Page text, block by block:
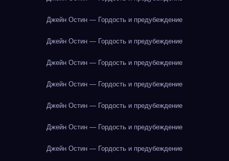
Джейн Остин — Гордость и предубеждение
Джейн Остин — Гордость и предубеждение
Джейн Остин — Гордость и предубеждение
Джейн Остин — Гордость и предубеждение
Джейн Остин — Гордость и предубеждение
Джейн Остин — Гордость и предубеждение
Джейн Остин — Гордость и предубеждение